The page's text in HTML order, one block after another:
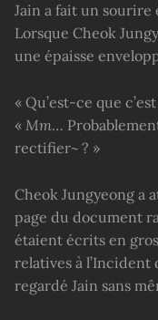
Jain a fait un sourire
Lorsque Cheok
une épaisse
« Qu’est-ce que
« Mm…
rectifier~ ? »
Cheok Jungyeong a
page du document
étaient écrits en
relatives à l’Incident
regardé Jain sans